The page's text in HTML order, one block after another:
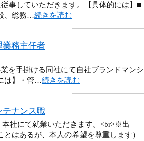
事していただきます。【具体的には】■
、総務…続きを読む
業務主任者
を手掛ける同社にて自社ブランドマンシ
は】・管…続きを読む
テナンス職
社にて就業いただきます。<br>※出
はあるが、本人の希望を尊重します）